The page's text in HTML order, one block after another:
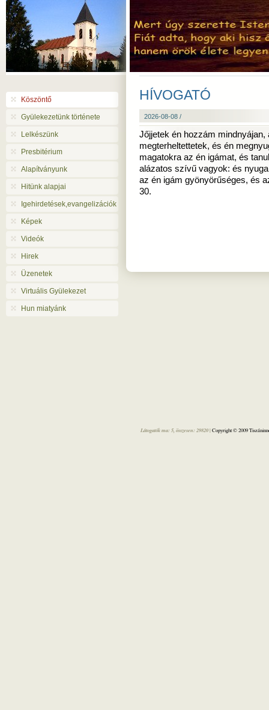
Köszöntő
Gyülekezetünk története
Lelkészünk
Presbitérium
Alapítványunk
Hitünk alapjai
Igehirdetések,evangelizációk
Képek
Videók
Hirek
Üzenetek
Virtuális Gyülekezet
Hun miatyánk
HÍVOGATÓ
2026-08-08 /
Jőjjetek én hozzám
megterheltettetek, és én
magatokra az én igámat, és
alázatos szívű vagyok: és
az én igám gyönyörűséges, és
30.
Látogatók ma: 5, összesen: 29820 |Copyright © 2009